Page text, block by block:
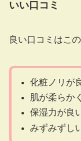
いい口コミ
良い口コミはこの
化粧ノリが
肌が柔らか
保湿力が良
みずみずし